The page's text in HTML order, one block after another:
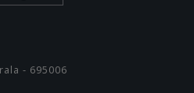
- 695006